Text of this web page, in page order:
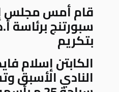
قام أمس مجلس
سبورتنج برئاسة
بتكريم
الكابتن إسلام
النادي الأسبق